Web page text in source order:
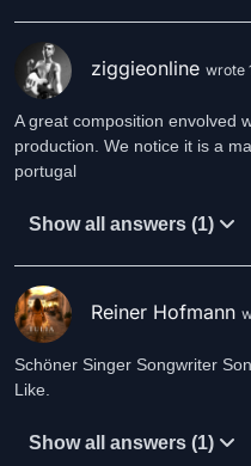
ziggieonline wrote
A great composition envolved
production. We notice it is a
portugal
Show all answers (1)
Reiner Hofmann
Schöner Singer Songwriter
Like.
Show all answers (1)